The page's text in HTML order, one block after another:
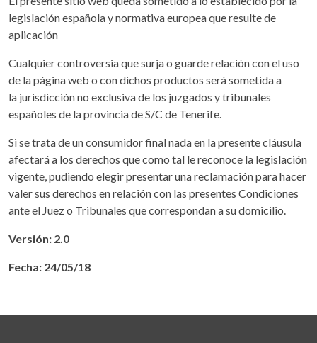
legislación española y normativa europea que resulte de
aplicación
Cualquier controversia que surja o guarde relación con el uso
de la página web o con dichos productos será sometida a
la jurisdicción no exclusiva de los juzgados y tribunales
españoles de la provincia de S/C de Tenerife.
Si se trata de un consumidor final nada en la presente cláusula
afectará a los derechos que como tal le reconoce la legislación
vigente, pudiendo elegir presentar una reclamación para hacer
valer sus derechos en relación con las presentes Condiciones
ante el Juez o Tribunales que correspondan a su domicilio.
Versión: 2.0
Fecha: 24/05/18